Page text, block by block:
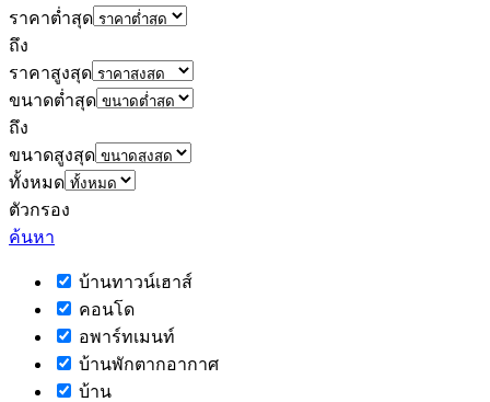
ราคาต่ำสุด
ถึง
ราคาสูงสุด
ขนาดต่ำสุด
ถึง
ขนาดสูงสุด
ทั้งหมด
ตัวกรอง
ค้นหา
บ้านทาวน์เฮาส์
คอนโด
อพาร์ทเมนท์
บ้านพักตากอากาศ
บ้าน